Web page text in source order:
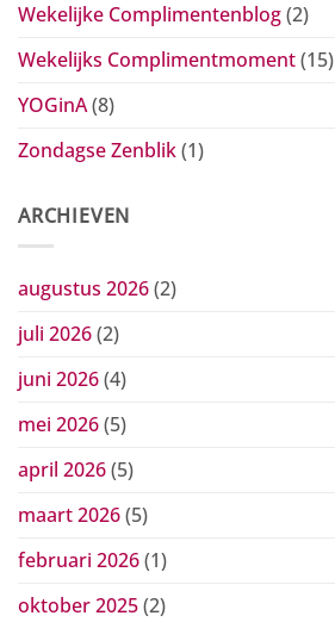
Wekelijke Complimentenblog(2)
Wekelijks Complimentmoment(15)
YOGinA(8)
Zondagse Zenblik(1)
ARCHIEVEN
augustus 2026(2)
juli 2026(2)
juni 2026(4)
mei 2026(5)
april 2026(5)
maart 2026(5)
februari 2026(1)
oktober 2025(2)